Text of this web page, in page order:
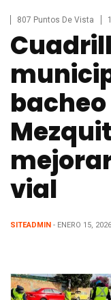
807 Puntos De Vista
vial
SITEADMIN - ENERO 15, 2026